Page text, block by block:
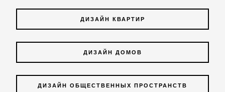
ДИЗАЙН КВАРТИР
ДИЗАЙН ДОМОВ
ДИЗАЙН ОБЩЕСТВЕННЫХ ПРОСТРАНСТВ